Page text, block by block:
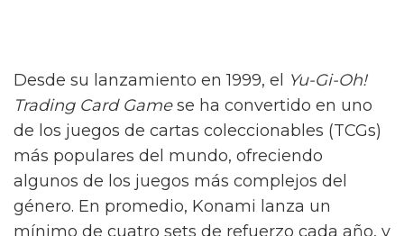
Desde su lanzamiento en 1999, el
Yu-Gi-Oh!
Trading Card Gamese ha convertido en uno
de los juegos de cartas coleccionables (TCGs)
más populares del mundo, ofreciendo
algunos de los juegos más complejos del
género. En promedio, Konami lanza un
mínimo de cuatro sets de refuerzo cada año, y